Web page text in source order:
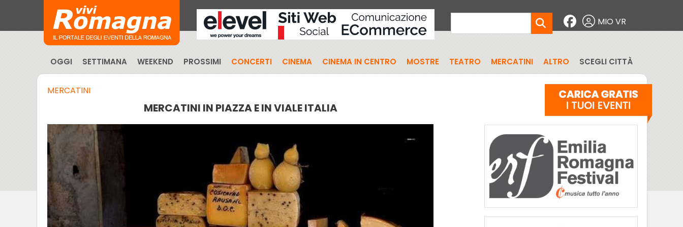
MIO VR
OGGI SETTIMANA WEEKEND PROSSIMI CONCERTI CINEMA CINEMA IN CENTRO MOSTRE TEATRO MERCATINI ALTRO SCEGLI CITTÀ
MERCATINI
MERCATINI IN PIAZZA E IN VIALE ITALIA